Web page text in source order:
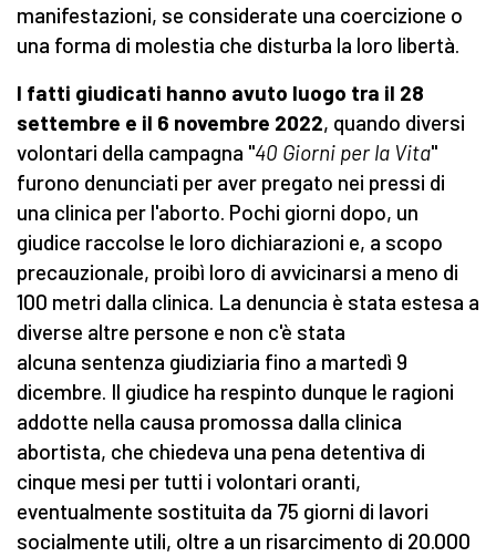
manifestazioni, se considerate una coercizione o
una forma di molestia che disturba la loro libertà.
I fatti giudicati hanno avuto luogo tra il 28
settembre e il 6 novembre 2022, quando diversi
volontari della campagna "40 Giorni per la Vita"
furono denunciati per aver pregato nei pressi di
una clinica per l'aborto. Pochi giorni dopo, un
giudice raccolse le loro dichiarazioni e, a scopo
precauzionale, proibì loro di avvicinarsi a meno di
100 metri dalla clinica. La denuncia è stata estesa a
diverse altre persone e non c'è stata
alcuna sentenza giudiziaria fino a martedì 9
dicembre. Il giudice ha respinto dunque le ragioni
addotte nella causa promossa dalla clinica
abortista, che chiedeva una pena detentiva di
cinque mesi per tutti i volontari oranti,
eventualmente sostituita da 75 giorni di lavori
socialmente utili, oltre a un risarcimento di 20.000